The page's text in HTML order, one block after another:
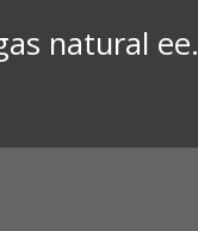
natural ee.